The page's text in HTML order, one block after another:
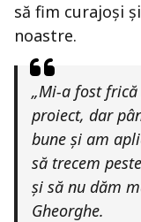
să fim curajoși
noastre.
„Mi-a fost
proiect, dar
bune și am
să trecem
și să nu dăm
Gheorghe.